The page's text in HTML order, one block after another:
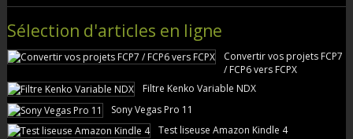
Sélection d'articles en ligne
Convertir vos projets FCP7
/ FCP6 vers FCPX
Filtre Kenko Variable NDX
Sony Vegas Pro 11
Test liseuse Amazon Kindle 4